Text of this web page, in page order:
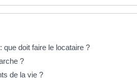
doit faire le locataire ?
?
de la vie ?